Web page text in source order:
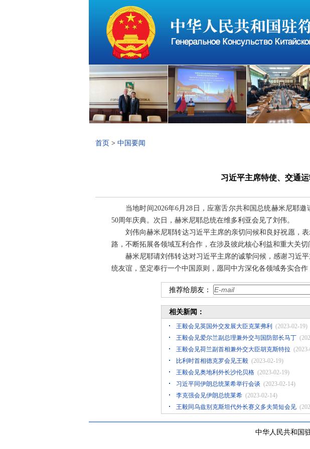
首页 > 中国要闻
习近平主席特使、交通
当地时间2026年6月28日，应塞舌尔共和国总统赫米尼耶
50周年庆典。次日，赫米尼耶总统在维多利亚会见了刘伟。
刘伟向赫米尼耶转达习近平主席的亲切问候和良好祝愿，
路，不断拓展各领域互利合作，在涉及彼此核心利益和重大关
赫米尼耶请刘伟转达对习近平主席的诚挚问候，感谢习近
统友谊，坚定奉行一个中国原则，愿同中方深化各领域务实合作
推荐给朋友：
相关新闻：
王毅会见英国外交发展大臣克莱弗利
(2023-02-19)
王毅会见爱尔兰副总理兼外交与国防部长马丁
王毅会见荷兰副首相兼外交大臣胡克斯特拉
比利时首相德克罗会见王毅 (2023-02-19)
王毅会见奥地利外长沙伦贝格 (2023-02-19)
习近平同伊朗总统莱希举行会谈 (2023-02-14)
李克强会见伊朗总统莱希 (2023-02-14)
王毅同乌兹别克斯坦代外长赛义多夫简短会见
中华人民共和国